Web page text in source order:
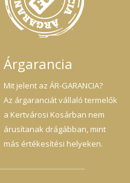
Árgarancia
Mit jelent az ÁR-GARANCIA?
Az árgaranciát vállaló termelők
a Kertvárosi Kosárban nem
árusítanak drágábban, mint
más értékesítési helyeken.